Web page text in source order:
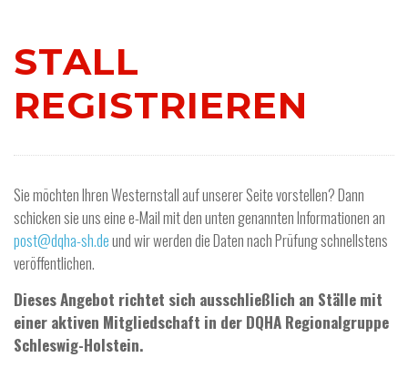
STALL
REGISTRIEREN
Sie möchten Ihren Westernstall auf unserer Seite vorstellen? Dann
schicken sie uns eine e-Mail mit den unten genannten Informationen an
post@dqha-sh.deund wir werden die Daten nach Prüfung schnellstens
veröffentlichen.
Dieses Angebot richtet sich ausschließlich an Ställe mit
einer aktiven Mitgliedschaft in der DQHA Regionalgruppe
Schleswig-Holstein.